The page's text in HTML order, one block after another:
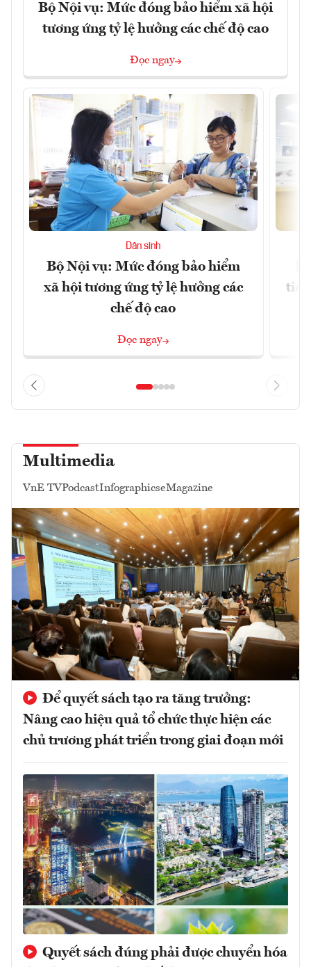
Bộ Nội vụ: Mức đóng bảo hiểm xã hội
tương ứng tỷ lệ hưởng các chế độ cao
Đọc ngay
Dân sinh
Bộ Nội vụ: Mức đóng bảo hiểm
xã hội tương ứng tỷ lệ hưởng các
chế độ cao
Đọc ngay
Multimedia
VnE TVPodcastInfographicseMagazine
Để quyết sách tạo ra tăng trưởng:
Nâng cao hiệu quả tổ chức thực hiện các
chủ trương phát triển trong giai đoạn mới
Quyết sách đúng phải được chuyển hóa